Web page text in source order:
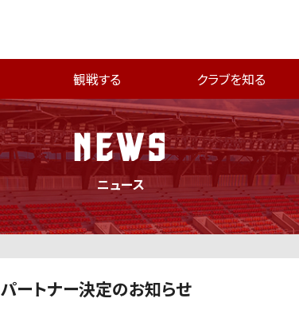
観戦する クラブを知る
NEWS
ニュース
パートナー決定のお知らせ